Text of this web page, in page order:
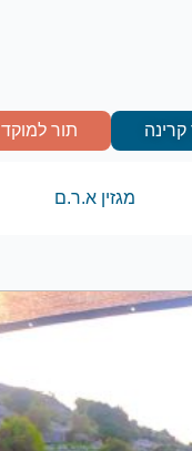
תור למוקד URG.ENT!
מגזין א.ר.ם